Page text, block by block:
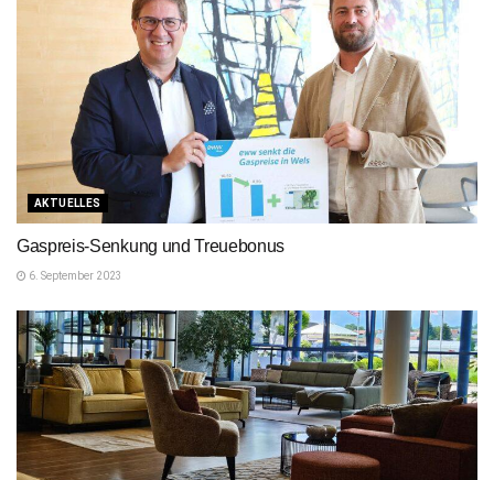
AKTUELLES
Gaspreis-Senkung und Treuebonus
6. September 2023